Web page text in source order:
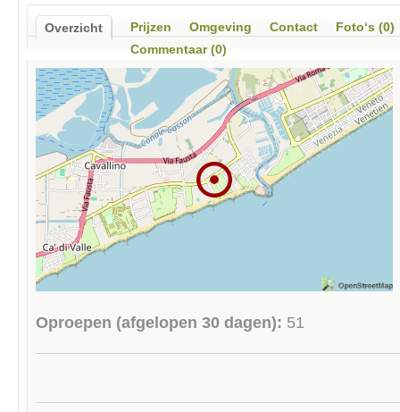
Overzicht Prijzen Omgeving Contact
Foto‘s (0)
Commentaar (0)
Oproepen (afgelopen 30 dagen): 51